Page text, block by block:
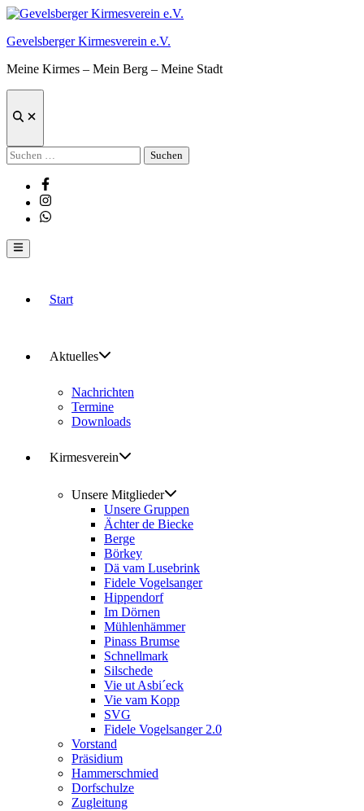
Zum
springen
Gevelsberger Kirmesverein e.V.
Meine Kirmes – Mein Berg – Meine Stadt
Suche
Suchen
nach:
Facebook
Instagram
Whatsapp
Hauptmenü
Start
Aktuelles
Nachrichten
Termine
Downloads
Kirmesverein
Unsere Mitglieder
Unsere Gruppen
Ächter de Biecke
Berge
Börkey
Dä vam Lusebrink
Fidele Vogelsanger
Hippendorf
Im Dörnen
Mühlenhämmer
Pinass Brumse
Schnellmark
Silschede
Vie ut Asbi´eck
Vie vam Kopp
SVG
Fidele Vogelsanger 2.0
Vorstand
Präsidium
Hammerschmied
Dorfschulze
Zugleitung